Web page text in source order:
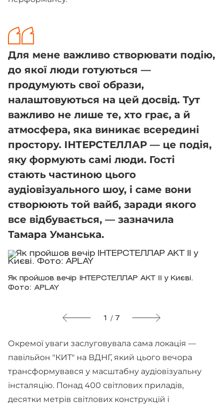
Для мене важливо створювати подію,
до якої люди готуються —
продумують свої образи,
налаштовуються на цей досвід. Тут
важливо не лише те, хто грає, а й
атмосфера, яка виникає всередині
простору. ІНТЕРСТЕЛЛАР — це подія,
яку формують самі люди. Гості
стають частиною цього
аудіовізуального шоу, і саме вони
створюють той вайб, заради якого
все відбувається, — зазначила
Тамара Уманська.
Як пройшов вечір ІНТЕРСТЕЛЛАР АКТ II у Києві.
Фото: APLAY
1 / 7
Окремої уваги заслуговувала сама локація —
павільйон "КИТ" на ВДНГ, який цього вечора
трансформувався у масштабну аудіовізуальну
інсталяцію. Понад 400 світлових приладів,
десятки метрів світлових конструкцій і